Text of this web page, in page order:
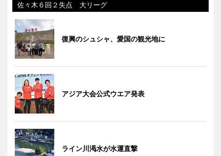
佐々木６回２失点 大リーグ
復興のシュシャ、愛国の観光地に
アジア大会公式ウエア発表
ライン川渇水が水運直撃